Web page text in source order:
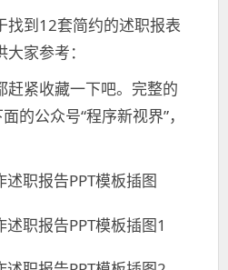
找到12套简约的述职报表
家参考：
赶紧收藏一下吧。完整的
的公众号“程序新视界”，